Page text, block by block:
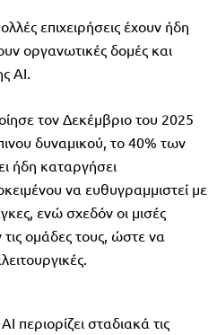
επιχειρήσεις έχουν ήδη
οργανωτικές δομές και
AI.
τον Δεκέμβριο του 2025
δυναμικού, το 40% των
ήδη καταργήσει
να ευθυγραμμιστεί με
ενώ σχεδόν οι μισές
τις ομάδες τους, ώστε να
περιορίζει σταδιακά τις